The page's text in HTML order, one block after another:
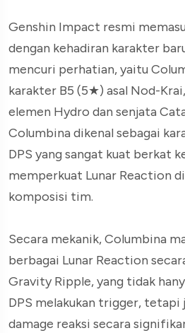
Genshin Impact resmi
dengan kehadiran karakter
mencuri perhatian, yaitu
karakter B5 (5★) asal Nod-
elemen Hydro dan senjata
Columbina dikenal sebagai
DPS yang sangat kuat berkat
memperkuat Lunar Reaction
komposisi tim.
Secara mekanik, Columbina
berbagai Lunar Reaction
Gravity Ripple, yang tidak
DPS melakukan trigger, tetapi
damage reaksi secara